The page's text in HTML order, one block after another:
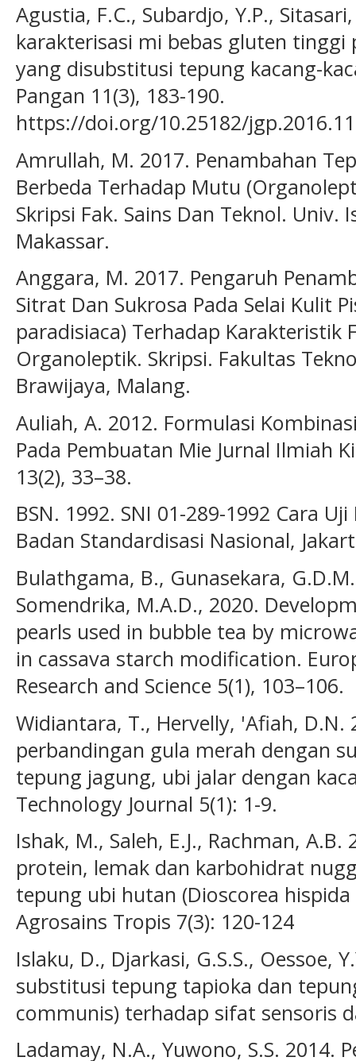
Agustia, F.C., Subardjo, Y.P.,
karakterisasi mi bebas gluten
yang disubstitusi tepung kacang-
Pangan 11(3), 183-190.
https://doi.org/10.25182/
Amrullah, M. 2017. Penambahan
Berbeda Terhadap Mutu
Skripsi Fak. Sains Dan Teknol. Univ.
Makassar.
Anggara, M. 2017. Pengaruh
Sitrat Dan Sukrosa Pada Selai Kulit
paradisiaca) Terhadap Karakteristik
Organoleptik. Skripsi. Fakultas
Brawijaya, Malang.
Auliah, A. 2012. Formulasi
Pada Pembuatan Mie Jurnal Ilmiah
13(2), 33–38.
BSN. 1992. SNI 01-289-1992 Cara
Badan Standardisasi Nasional,
Bulathgama, B., Gunasekara,
Somendrika, M.A.D., 2020.
pearls used in bubble tea by
in cassava starch modification.
Research and Science 5(1), 103–106.
Widiantara, T., Hervelly, 'Afiah, D.N.
perbandingan gula merah dengan
tepung jagung, ubi jalar dengan
Technology Journal 5(1): 1-9.
Ishak, M., Saleh, E.J., Rachman,
protein, lemak dan karbohidrat
tepung ubi hutan (Dioscorea
Agrosains Tropis 7(3): 120-124
Islaku, D., Djarkasi, G.S.S., Oessoe,
substitusi tepung tapioka dan
communis) terhadap sifat sensoris
Ladamay, N.A., Yuwono, S.S. 2014.